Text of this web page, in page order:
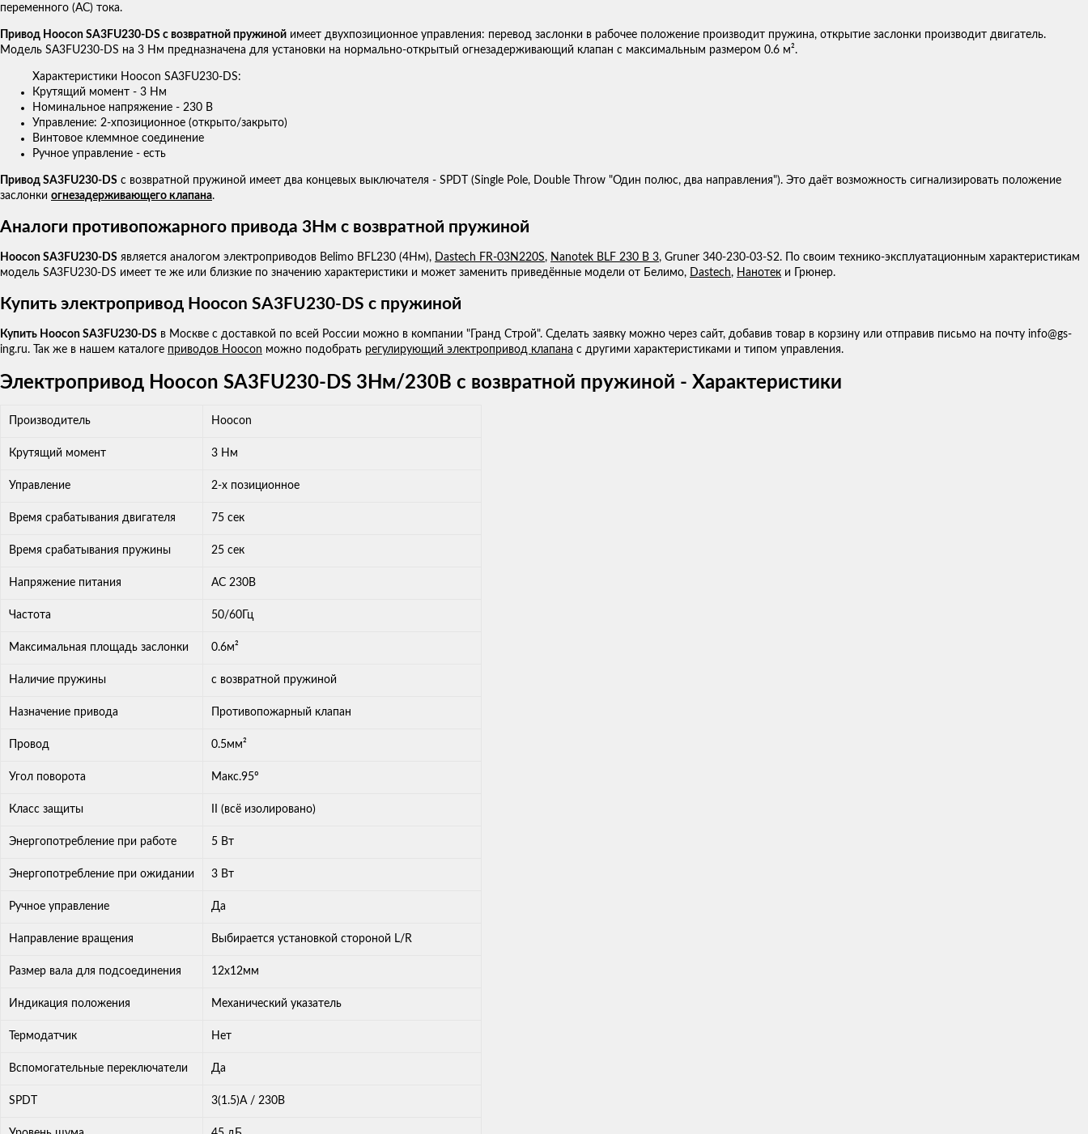
переменного (AC) тока.
Привод Hoocon SA3FU230-DS с возвратной пружиной имеет двухпозиционное управления: перевод заслонки в рабочее положение производит пружина, открытие заслонки производит двигатель.
Модель SA3FU230-DS на 3 Нм предназначена для установки на нормально-открытый огнезадерживающий клапан с максимальным размером 0.6 м².
Характеристики Hoocon SA3FU230-DS:
Крутящий момент - 3 Нм
Номинальное напряжение - 230 В
Управление: 2-хпозиционное (открыто/закрыто)
Винтовое клеммное соединение
Ручное управление - есть
Привод SA3FU230-DS с возвратной пружиной имеет два концевых выключателя - SPDT (Single Pole, Double Throw "Один полюс, два направления"). Это даёт возможность сигнализировать положение
заслонки огнезадерживающего клапана.
Аналоги противопожарного привода 3Нм с возвратной пружиной
Hoocon SA3FU230-DS является аналогом электроприводов Belimo BFL230 (4Нм), Dastech FR-03N220S, Nanotek BLF 230 B 3, Gruner 340-230-03-S2. По своим технико-эксплуатационным характеристикам
модель SA3FU230-DS имеет те же или близкие по значению характеристики и может заменить приведённые модели от Белимо, Dastech, Нанотек и Грюнер.
Купить электропривод Hoocon SA3FU230-DS с пружиной
Купить Hoocon SA3FU230-DS в Москве с доставкой по всей России можно в компании "Гранд Строй". Сделать заявку можно через сайт, добавив товар в корзину или отправив письмо на почту info@gs-
ing.ru. Так же в нашем каталоге приводов Hoocon можно подобрать регулирующий электропривод клапана с другими характеристиками и типом управления.
Электропривод Hoocon SA3FU230-DS 3Нм/230В с возвратной пружиной - Характеристики
Производитель Hoocon
Крутящий момент 3 Нм
Управление 2-х позиционное
Время срабатывания двигателя 75 сек
Время срабатывания пружины 25 сек
Напряжение питания AC 230В
Частота 50/60Гц
Максимальная площадь заслонки 0.6м²
Наличие пружины с возвратной пружиной
Назначение привода Противопожарный клапан
Провод 0.5мм²
Угол поворота Макс.95º
Класс защиты II (всё изолировано)
Энергопотребление при работе 5 Вт
Энергопотребление при ожидании 3 Вт
Ручное управление Да
Направление вращения Выбирается установкой стороной L/R
Размер вала для подсоединения 12х12мм
Индикация положения Механический указатель
Термодатчик Нет
Вспомогательные переключатели Да
SPDT 3(1.5)A / 230В